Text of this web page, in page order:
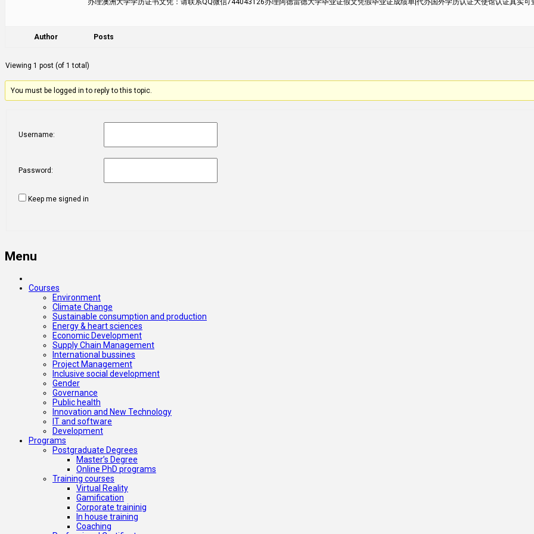
Author Posts
Viewing 1 post (of 1 total)
You must be logged in to reply to this topic.
Username:
Password:
Keep me signed in
Menu
Courses
Environment
Climate Change
Sustainable consumption and production
Energy & heart sciences
Economic Development
Supply Chain Management
International bussines
Project Management
Inclusive social development
Gender
Governance
Public health
Innovation and New Technology
IT and software
Development
Programs
Postgraduate Degrees
Master’s Degree
Online PhD programs
Training courses
Virtual Reality
Gamification
Corporate traininig
In house training
Coaching